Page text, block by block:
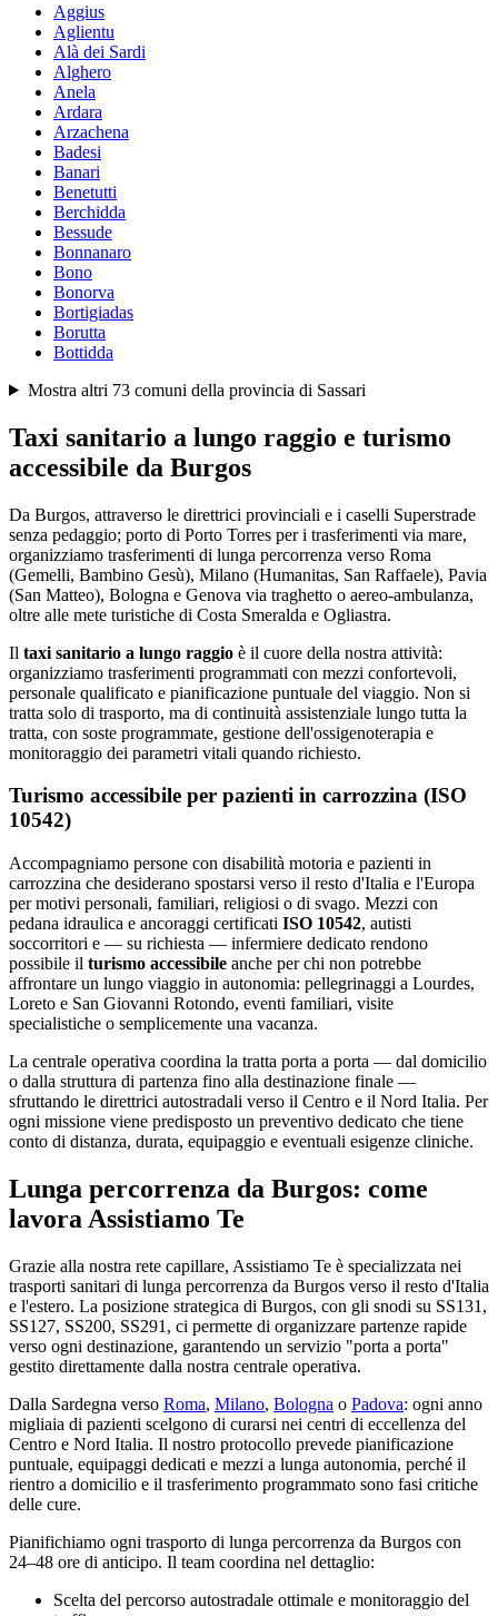
Aggius
Aglientu
Alà dei Sardi
Alghero
Anela
Ardara
Arzachena
Badesi
Banari
Benetutti
Berchidda
Bessude
Bonnanaro
Bono
Bonorva
Bortigiadas
Borutta
Bottidda
Mostra altri 73comuni della provincia di Sassari
Taxi sanitario a lungo raggio e turismo
accessibile da Burgos
Da Burgos, attraverso le direttrici provinciali e i caselli Superstrade
senza pedaggio; porto di Porto Torres per i trasferimenti via mare,
organizziamo trasferimenti di lunga percorrenza verso Roma
(Gemelli, Bambino Gesù), Milano (Humanitas, San Raffaele), Pavia
(San Matteo), Bologna e Genova via traghetto o aereo-ambulanza,
oltre alle mete turistiche di Costa Smeralda e Ogliastra.
Il taxi sanitario a lungo raggio è il cuore della nostra attività:
organizziamo trasferimenti programmati con mezzi confortevoli,
personale qualificato e pianificazione puntuale del viaggio. Non si
tratta solo di trasporto, ma di continuità assistenziale lungo tutta la
tratta, con soste programmate, gestione dell'ossigenoterapia e
monitoraggio dei parametri vitali quando richiesto.
Turismo accessibile per pazienti in carrozzina (ISO
10542)
Accompagniamo persone con disabilità motoria e pazienti in
carrozzina che desiderano spostarsi verso il resto d'Italia e l'Europa
per motivi personali, familiari, religiosi o di svago. Mezzi con
pedana idraulica e ancoraggi certificati ISO 10542, autisti
soccorritori e — su richiesta — infermiere dedicato rendono
possibile il turismo accessibile anche per chi non potrebbe
affrontare un lungo viaggio in autonomia: pellegrinaggi a Lourdes,
Loreto e San Giovanni Rotondo, eventi familiari, visite
specialistiche o semplicemente una vacanza.
La centrale operativa coordina la tratta porta a porta — dal domicilio
o dalla struttura di partenza fino alla destinazione finale —
sfruttando le direttrici autostradali verso il Centro e il Nord Italia. Per
ogni missione viene predisposto un preventivo dedicato che tiene
conto di distanza, durata, equipaggio e eventuali esigenze cliniche.
Lunga percorrenza da Burgos: come
lavora Assistiamo Te
Grazie alla nostra rete capillare, Assistiamo Te è specializzata nei
trasporti sanitari di lunga percorrenza da Burgos verso il resto d'Italia
e l'estero. La posizione strategica di Burgos, con gli snodi su SS131,
SS127, SS200, SS291, ci permette di organizzare partenze rapide
verso ogni destinazione, garantendo un servizio "porta a porta"
gestito direttamente dalla nostra centrale operativa.
Dalla Sardegna verso Roma, Milano, Bologna o Padova: ogni anno
migliaia di pazienti scelgono di curarsi nei centri di eccellenza del
Centro e Nord Italia. Il nostro protocollo prevede pianificazione
puntuale, equipaggi dedicati e mezzi a lunga autonomia, perché il
rientro a domicilio e il trasferimento programmato sono fasi critiche
delle cure.
Pianifichiamo ogni trasporto di lunga percorrenza da Burgos con
24–48 ore di anticipo. Il team coordina nel dettaglio:
Scelta del percorso autostradale ottimale e monitoraggio del